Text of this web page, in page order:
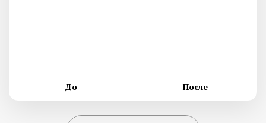
До После